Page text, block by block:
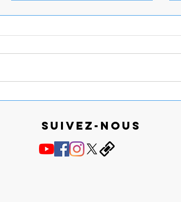
Auditions d’été, bientôt les
Suivez-nous